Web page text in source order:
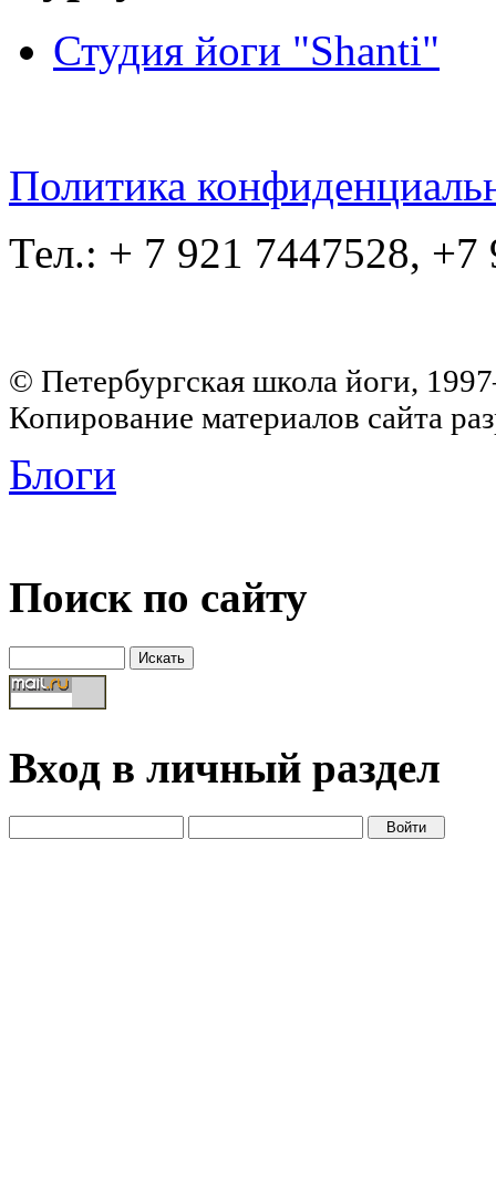
Студия йоги "Shanti"
Политика
Тел.: + 7 921 7447528, +7
© Петербургская школа йоги,
Копирование материалов сайта
Блоги
Поиск по сайту
Вход в личный раздел